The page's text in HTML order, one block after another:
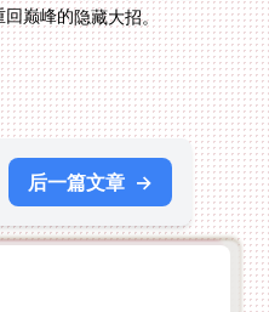
巅峰的隐藏大招。
后一篇文章 →